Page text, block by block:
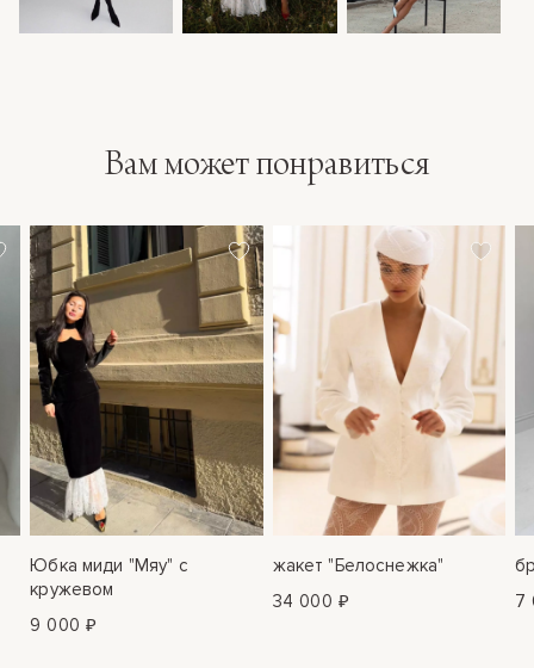
Вам может понравиться
Юбка миди "Мяу" с
кружевом
9 000 ₽
жакет "Белоснежка"
34 000 ₽
7